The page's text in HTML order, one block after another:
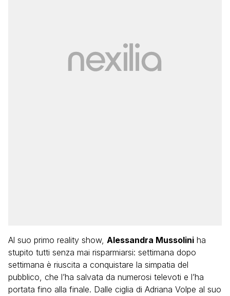
Al suo primo reality show, Alessandra Mussolini ha
stupito tutti senza mai risparmiarsi: settimana dopo
settimana è riuscita a conquistare la simpatia del
pubblico, che l’ha salvata da numerosi televoti e l’ha
portata fino alla finale. Dalle ciglia di Adriana Volpe al suo